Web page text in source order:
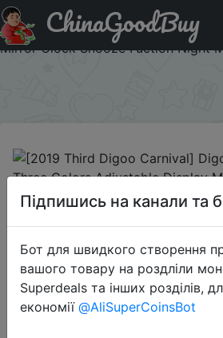
Код на знижку BGRU690 [2019
Digoo DG DM2 LED Three Colors
Mirror Clock Snooze Fuction Night
ChinaGoodBuy
2019-04-03
[2019 Third Digoo
DG DM2 LED Three
Adjustable Display
Snooze Fuction Night
Clock
Підпишись на канали та
Бот для швидкого створення
вашого товару на роздліли
Superdeals та інших розділів,
економії @AliSuperCoinsBot